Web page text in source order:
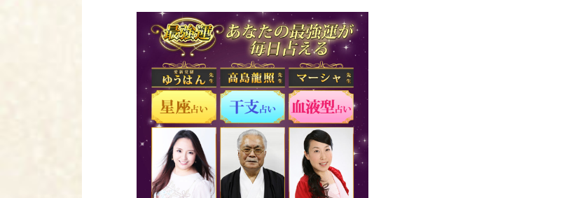
更
新
日
時
: